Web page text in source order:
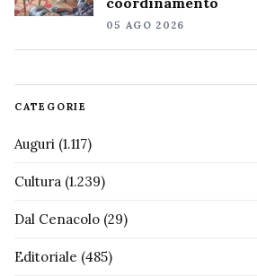
05 AGO 2026
CATEGORIE
Auguri (1.117)
Cultura (1.239)
Dal Cenacolo (29)
Editoriale (485)